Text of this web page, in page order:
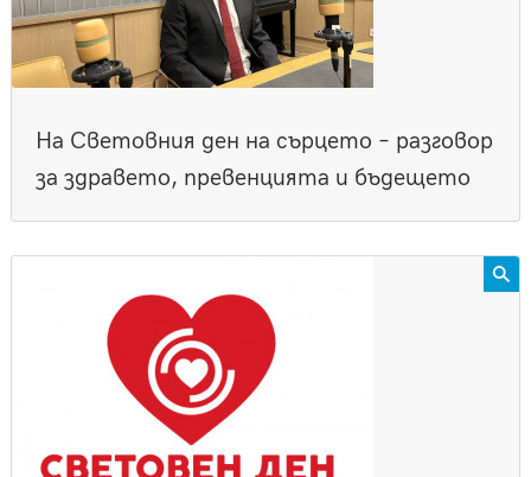
На Световния ден на сърцето – разговор
за здравето, превенцията и бъдещето